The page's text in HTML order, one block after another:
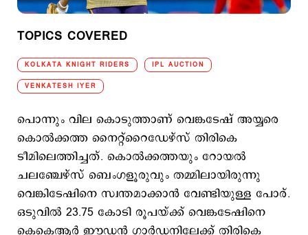
TOPICS COVERED
KOLKATA KNIGHT RIDERS IPL AUCTION
VENKATESH IYER
പൊന്നും വില കൊടുത്താണ് വെങ്കടേഷ് അയ്യരെ
കൊല്‍ക്കത്ത നൈറ്റ്റൈഡേഴ്സ് തിരികെ
ടീമിലെത്തിച്ചത്. കൊല്‍ക്കത്തയും റോയല്‍
ചലഞ്ചേഴ്സ് ബെംഗളൂരുവും തമ്മിലായിരുന്നു
വെങ്കിടേഷിനെ സ്വന്തമാക്കാന്‍ വേണ്ടിയുള്ള പോര്.
ഒടുവില്‍ 23.75 കോടി രൂപയ്ക്ക് വെങ്കടേഷിനെ
കെകെആര്‍ ഈഡന്‍ ഗാര്‍ഡനിലേക്ക് തിരികെ